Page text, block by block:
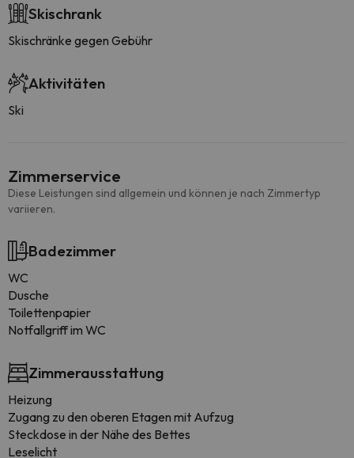
Skischrank
Skischränke gegen Gebühr
Aktivitäten
Ski
Zimmerservice
Diese Leistungen sind allgemein und können je nach Zimmertyp
variieren.
Badezimmer
WC
Dusche
Toilettenpapier
Notfallgriff im WC
Zimmerausstattung
Heizung
Zugang zu den oberen Etagen mit Aufzug
Steckdose in der Nähe des Bettes
Leselicht